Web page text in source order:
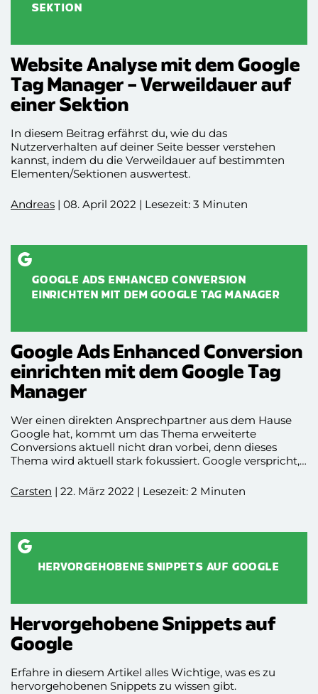
SEKTION
Website Analyse mit dem Google
Tag Manager – Verweildauer auf
einer Sektion
In diesem Beitrag erfährst du, wie du das
Nutzerverhalten auf deiner Seite besser verstehen
kannst, indem du die Verweildauer auf bestimmten
Elementen/Sektionen auswertest.
Andreas | 08. April 2022 | Lesezeit: 3 Minuten
GOOGLE ADS ENHANCED CONVERSION
EINRICHTEN MIT DEM GOOGLE TAG MANAGER
Google Ads Enhanced Conversion
einrichten mit dem Google Tag
Manager
Wer einen direkten Ansprechpartner aus dem Hause
Google hat, kommt um das Thema erweiterte
Conversions aktuell nicht dran vorbei, denn dieses
Thema wird aktuell stark fokussiert. Google verspricht,
Erfüllung von Zielvorhaben tracken zu können, indem
man gehashte Kundendaten zur Verfügung stellt.
(Vorname, Nachname, Telefonnummer, etc.) an Google
weitergeben. Bevor du diese Möglichkeit in Betracht
ziehst, solltest du allerdings mit deinem
Hinblick auf die DSGVO.
Carsten | 22. März 2022 | Lesezeit: 2 Minuten
HERVORGEHOBENE SNIPPETS AUF GOOGLE
Hervorgehobene Snippets auf
Google
Erfahre in diesem Artikel alles Wichtige, was es zu
hervorgehobenen Snippets zu wissen gibt.